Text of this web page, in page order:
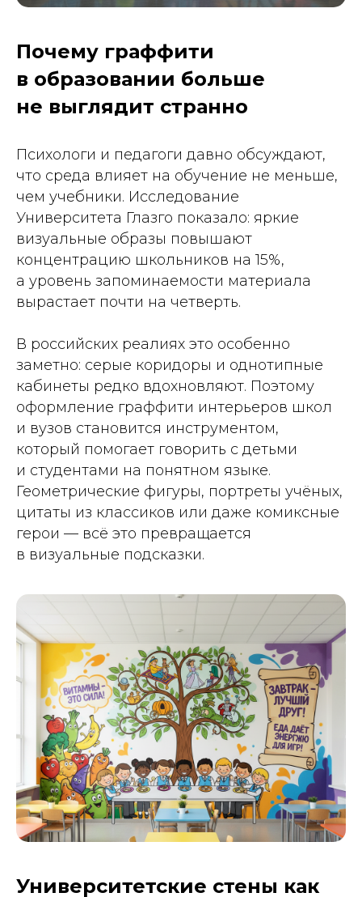
Почему граффити
в образовании больше
не выглядит странно
Психологи и педагоги давно обсуждают,
что среда влияет на обучение не меньше,
чем учебники. Исследование
Университета Глазго показало: яркие
визуальные образы повышают
концентрацию школьников на 15%,
а уровень запоминаемости материала
вырастает почти на четверть.
В российских реалиях это особенно
заметно: серые коридоры и однотипные
кабинеты редко вдохновляют. Поэтому
оформление граффити интерьеров школ
и вузов становится инструментом,
который помогает говорить с детьми
и студентами на понятном языке.
Геометрические фигуры, портреты учёных,
цитаты из классиков или даже комиксные
герои — всё это превращается
в визуальные подсказки.
Университетские стены как